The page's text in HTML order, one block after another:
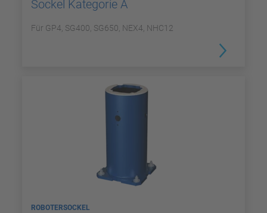
Sockel Kategorie A
Für GP4, SG400, SG650, NEX4, NHC12
ROBOTERSOCKEL